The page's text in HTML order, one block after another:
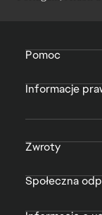
Pomoc
Informacje
Zwroty
Społeczna